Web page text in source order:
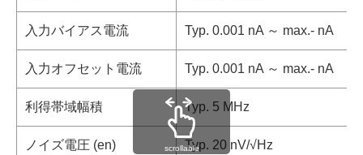
入力バイアス電流 Typ. 0.001 nA ～ max.- nA
入力オフセット電流 Typ. 0.001 nA ～ max.- nA
利得帯域幅積 Typ. 5 MHz
ノイズ電圧 (en) Typ. 20 nV/√Hz
scrollable